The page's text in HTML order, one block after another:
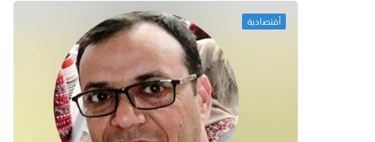
أقتصادية